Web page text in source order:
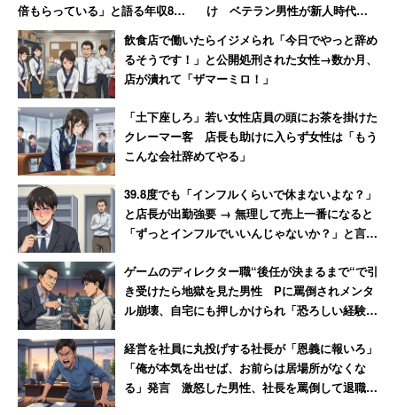
倍もらっている」と語る年収850
万円の30代男性
け ベテラン男性が新人時代に
【前編】
飲食店で働いたらイジメられ「今日でやっと辞め
るそうです！」と公開処刑された女性→数か月、
店が潰れて「ザマーミロ！」
「土下座しろ」若い女性店員の頭にお茶を掛けた
クレーマー客 店長も助けに入らず女性は「もう
こんな会社辞めてやる」
39.8度でも「インフルくらいで休まないよな？」
と店長が出勤強要 → 無理して売上一番になると
「ずっとインフルでいいんじゃないか？」と言わ
ゲームのディレクター職“後任が決まるまで“で引
き受けたら地獄を見た男性 Pに罵倒されメンタ
ル崩壊、自宅にも押しかけられ「恐ろしい経験で
経営を社員に丸投げする社長が「恩義に報いろ」
「俺が本気を出せば、お前らは居場所がなくな
る」発言 激怒した男性、社長を罵倒して退職